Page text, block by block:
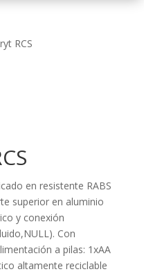
RCS
en resistente RABS
superior en aluminio
y conexión
Con
a pilas: 1xAA
altamente reciclable